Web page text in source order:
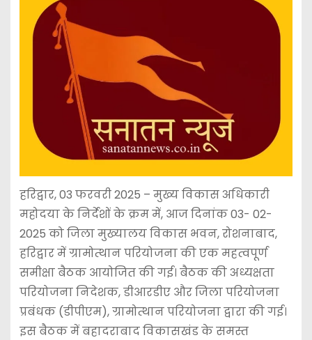
हरिद्वार, 03 फरवरी 2025 – मुख्य विकास अधिकारी
महोदया के निर्देशों के क्रम में, आज दिनांक 03- 02-
2025 को जिला मुख्यालय विकास भवन, रोशनाबाद,
हरिद्वार में ग्रामोत्थान परियोजना की एक महत्वपूर्ण
समीक्षा बैठक आयोजित की गई। बैठक की अध्यक्षता
परियोजना निदेशक, डीआरडीए और जिला परियोजना
प्रबंधक (डीपीएम), ग्रामोत्थान परियोजना द्वारा की गई।
इस बैठक में बहादराबाद विकासखंड के समस्त